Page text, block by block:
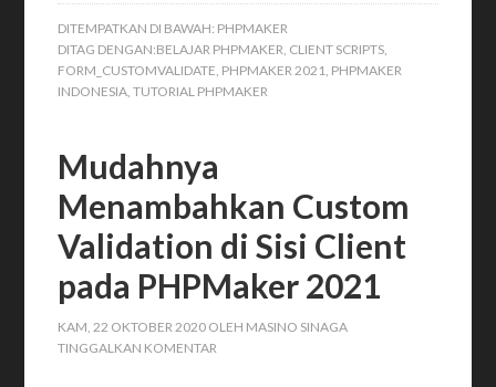
DITEMPATKAN DI BAWAH: PHPMAKER
DITAG DENGAN:BELAJAR PHPMAKER, CLIENT SCRIPTS,
FORM_CUSTOMVALIDATE, PHPMAKER 2021, PHPMAKER
INDONESIA,TUTORIAL PHPMAKER
Mudahnya
Menambahkan Custom
Validation di Sisi Client
pada PHPMaker 2021
KAM, 22 OKTOBER 2020 OLEH MASINO SINAGA
TINGGALKAN KOMENTAR